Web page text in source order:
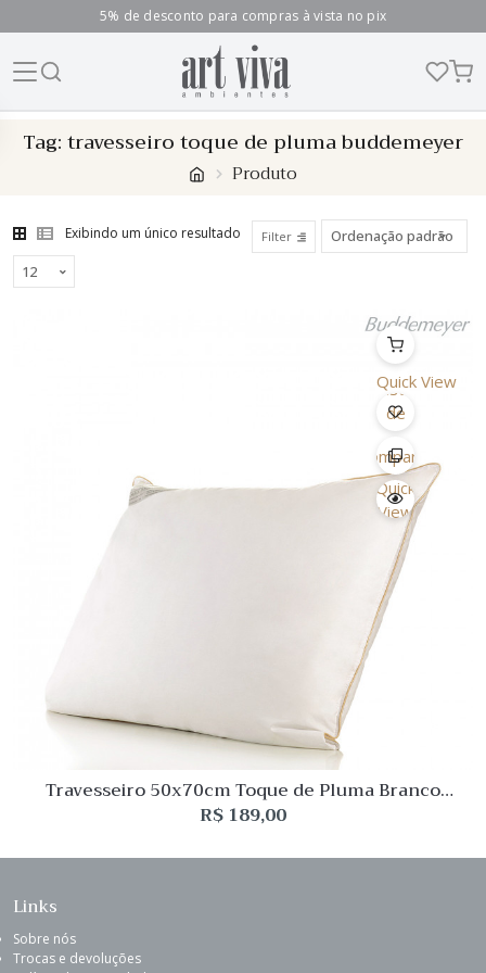
Skip
5% de desconto para compras à vista no pix
Tag:travesseiro toque de pluma buddemeyer
Produto
Exibindo um único resultado Filter
Quick View
Lista
de
Desejo
Comparar
Quick
View
Travesseiro 50x70cm Toque de Pluma Branco
Buddemeyer
R$ 189,00
Links
Sobre nós
Trocas e devoluções